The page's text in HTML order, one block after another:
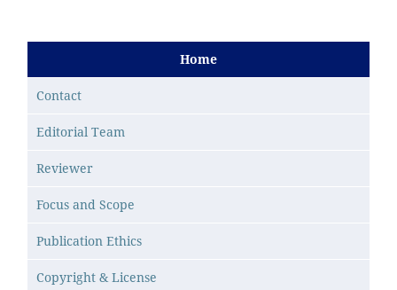
Home
Contact
Editorial Team
Reviewer
Focus and Scope
Publication Ethics
Copyright & License